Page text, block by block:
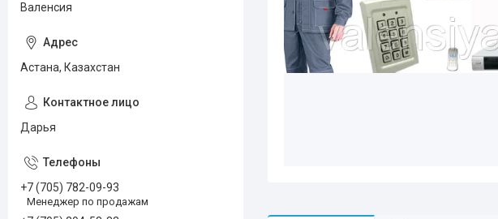
Валенсия
Астана, Казахстан
Дарья
+7 (705) 782-09-93
Менеджер по продажам